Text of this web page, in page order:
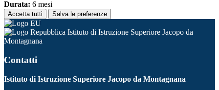
Durata: 6 mesi
Accetta tutti Salva le preferenze
Istituto di Istruzione Superiore Jacopo da
Montagnana
Contatti
Istituto di Istruzione Superiore Jacopo da Montagnana